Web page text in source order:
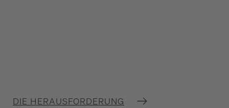
DIE HERAUSFORDERUNG